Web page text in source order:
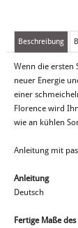
Beschreibung
Wenn die ersten
neuer Energie
einer
Florence wird
wie an kühlen
Anleitung mit
Anleitung
Deutsch
Fertige Maße